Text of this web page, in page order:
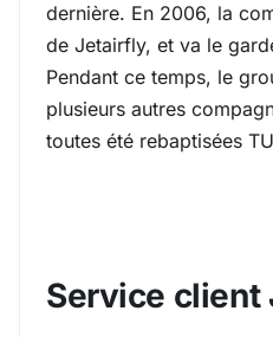
dernière. En 2006, la
de Jetairfly, et va le
Pendant ce temps, le
plusieurs autres
toutes été rebaptisées
Service